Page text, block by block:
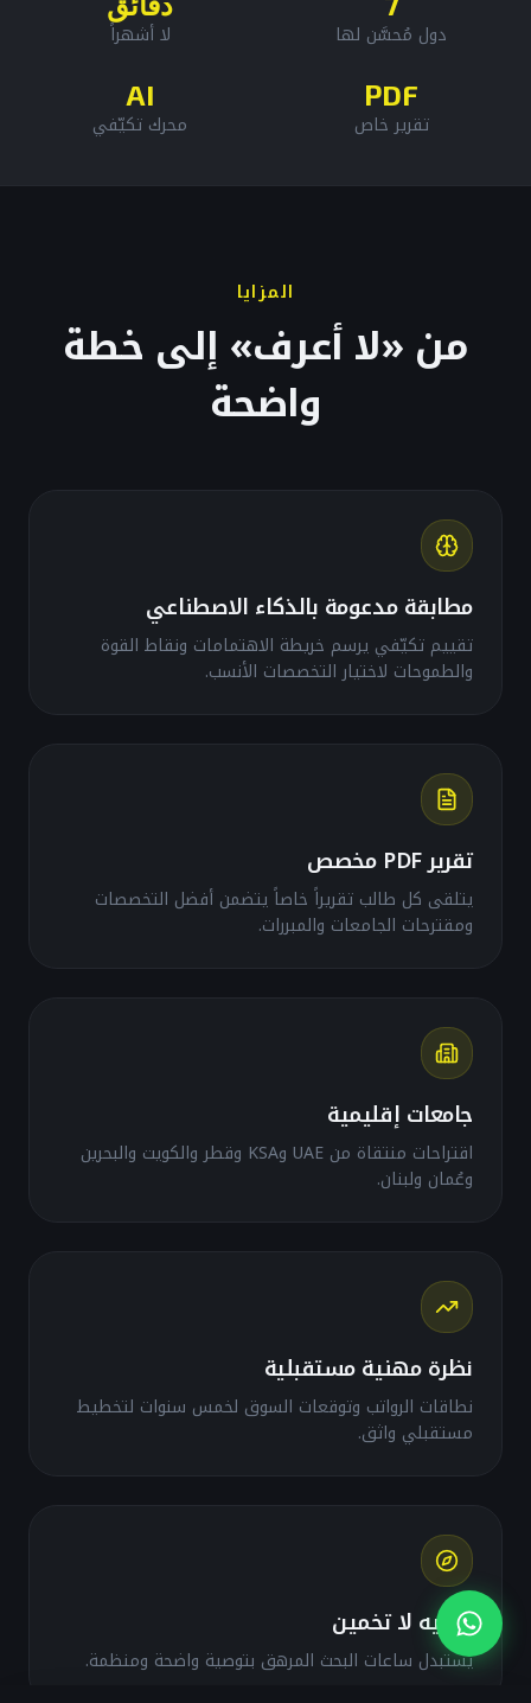
دول مُحسَّن لها لا أشهراً
PDF
تقرير خاص
AI
محرك تكيّفي
المزايا
من «لا أعرف» إلى خطة
واضحة
مطابقة مدعومة بالذكاء الاصطناعي
تقييم تكيّفي يرسم خريطة الاهتمامات ونقاط القوة
والطموحات لاختيار التخصصات الأنسب.
تقرير PDF مخصص
يتلقى كل طالب تقريراً خاصاً يتضمن أفضل التخصصات
ومقترحات الجامعات والمبررات.
جامعات إقليمية
اقتراحات منتقاة من UAE وKSA وقطر والكويت والبحرين
وعُمان ولبنان.
نظرة مهنية مستقبلية
نطاقات الرواتب وتوقعات السوق لخمس سنوات لتخطيط
مستقبلي واثق.
توجيه لا تخمين
يستبدل ساعات البحث المرهق بتوصية واضحة ومنظمة.